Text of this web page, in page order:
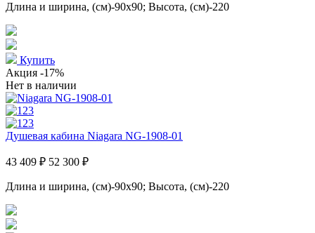
Длина и ширина, (см)-90x90; Высота, (см)-220
Купить
Акция -17%
Нет в наличии
Душевая кабина Niagara NG-1908-01
43 409 ₽ 52 300 ₽
Длина и ширина, (см)-90x90; Высота, (см)-220